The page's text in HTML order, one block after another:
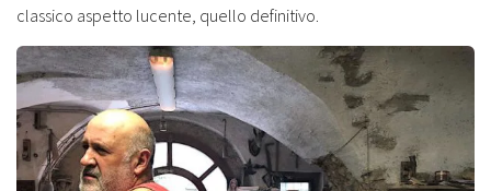
classico aspetto lucente, quello definitivo.